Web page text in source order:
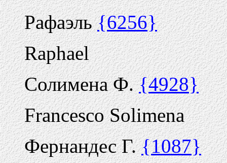
Рафаэль{6256}
Raphael
Солимена Ф.{4928}
Francesco Solimena
Фернандес Г.{1087}